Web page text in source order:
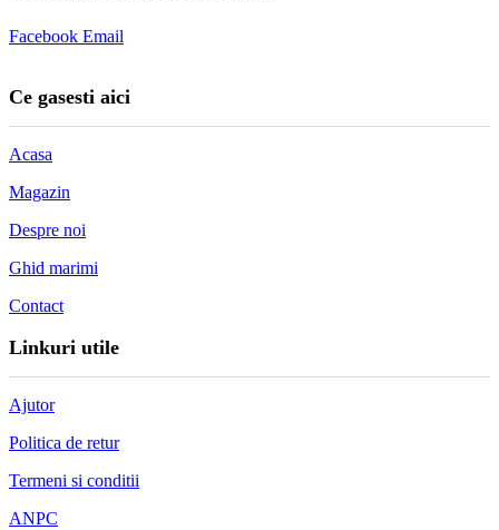
Facebook Email
Ce gasesti aici
Acasa
Magazin
Despre noi
Ghid marimi
Contact
Linkuri utile
Ajutor
Politica de retur
Termeni si conditii
ANPC